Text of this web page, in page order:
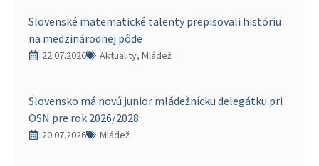
Slovenské matematické talenty prepisovali históriu
na medzinárodnej pôde
22.07.2026 Aktuality, Mládež
Slovensko má novú junior mládežnícku delegátku pri
OSN pre rok 2026/2028
20.07.2026 Mládež